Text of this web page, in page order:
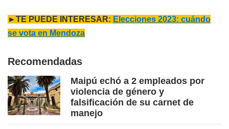
►TE PUEDE INTERESAR: Elecciones 2023: cuándo
se vota en Mendoza
Recomendadas
Maipú echó a 2 empleados por
violencia de género y
falsificación de su carnet de
manejo